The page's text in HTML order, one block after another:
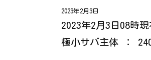
2023年2月3日
2023年2月3日08
極小サバ主体 ：